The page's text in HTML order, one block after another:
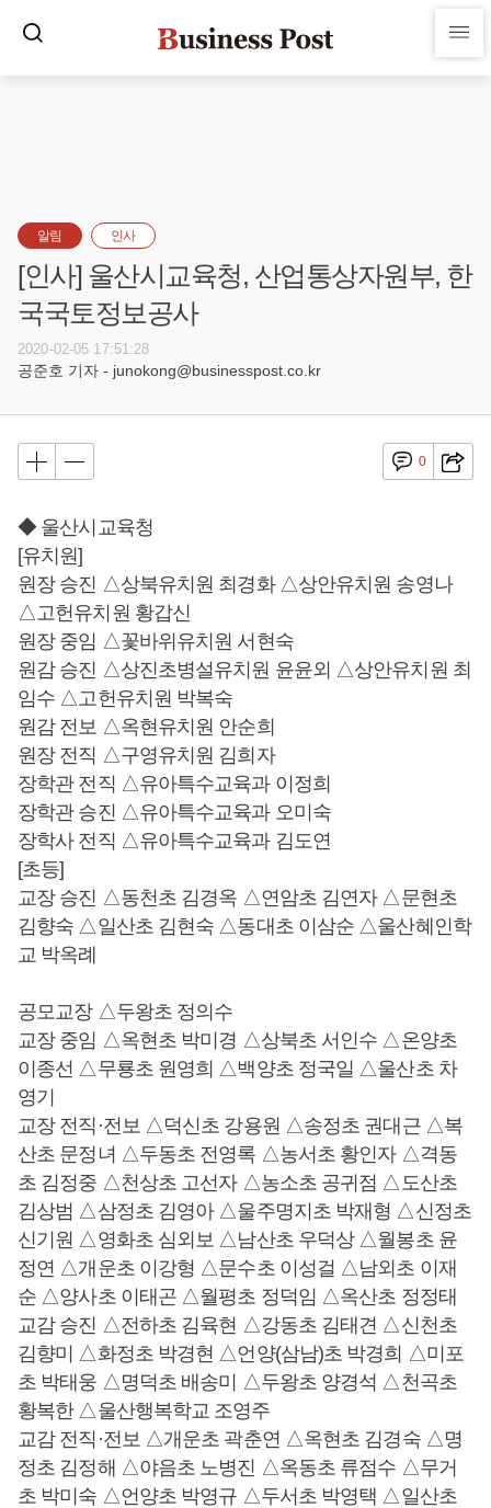
알림 인사
[인사] 울산시교육청, 산업통상자원부, 한
국국토정보공사
2020-02-05 17:51:28
공준호 기자 - junokong@businesspost.co.kr
0
◆ 울산시교육청
[유치원]
원장 승진 △상북유치원 최경화 △상안유치원 송영나
△고헌유치원 황갑신
원장 중임 △꽃바위유치원 서현숙
원감 승진 △상진초병설유치원 윤윤외 △상안유치원 최
임수 △고헌유치원 박복숙
원감 전보 △옥현유치원 안순희
원장 전직 △구영유치원 김희자
장학관 전직 △유아특수교육과 이정희
장학관 승진 △유아특수교육과 오미숙
장학사 전직 △유아특수교육과 김도연
[초등]
교장 승진 △동천초 김경옥 △연암초 김연자 △문현초
김향숙 △일산초 김현숙 △동대초 이삼순 △울산혜인학
교 박옥례
공모교장 △두왕초 정의수
교장 중임 △옥현초 박미경 △상북초 서인수 △온양초
이종선 △무룡초 원영희 △백양초 정국일 △울산초 차
영기
교장 전직·전보 △덕신초 강용원 △송정초 권대근 △복
산초 문정녀 △두동초 전영록 △농서초 황인자 △격동
초 김정중 △천상초 고선자 △농소초 공귀점 △도산초
김상범 △삼정초 김영아 △울주명지초 박재형 △신정초
신기원 △영화초 심외보 △남산초 우덕상 △월봉초 윤
정연 △개운초 이강형 △문수초 이성걸 △남외초 이재
순 △양사초 이태곤 △월평초 정덕임 △옥산초 정정태
교감 승진 △전하초 김육현 △강동초 김태견 △신천초
김향미 △화정초 박경현 △언양(삼남)초 박경희 △미포
초 박태웅 △명덕초 배송미 △두왕초 양경석 △천곡초
황복한 △울산행복학교 조영주
교감 전직·전보 △개운초 곽춘연 △옥현초 김경숙 △명
정초 김정해 △야음초 노병진 △옥동초 류점수 △무거
초 박미숙 △언양초 박영규 △두서초 박영택 △일산초